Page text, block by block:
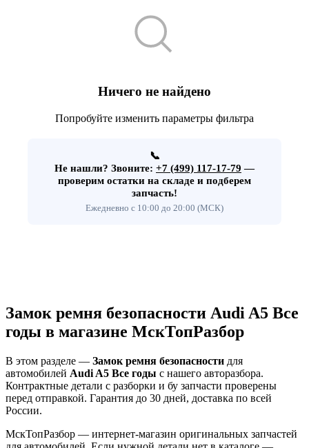
Ничего не найдено
Попробуйте изменить параметры фильтра
📞
Не нашли? Звоните: +7 (499) 117-17-79 —
проверим остатки на складе и подберем
запчасть!
Ежедневно с 10:00 до 20:00 (МСК)
Замок ремня безопасности Audi A5 Все
годы в магазине МскТопРазбор
В этом разделе — Замок ремня безопасности для
автомобилей Audi A5 Все годы с нашего авторазбора.
Контрактные детали с разборки и бу запчасти проверены
перед отправкой. Гарантия до 30 дней, доставка по всей
России.
МскТопРазбор — интернет-магазин оригинальных запчастей